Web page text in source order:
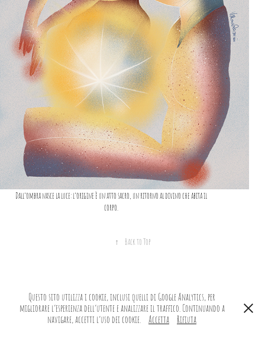
Dall’ombra nasce la luce: l’origine è un atto sacro, un ritorno al divino che abita il
corpo.
↑ Back to Top
Questo sito utilizza i cookie, inclusi quelli di Google Analytics, per
migliorare l’esperienza dell’utente e analizzare il traffico. Continuando a
navigare, accetti l’uso dei cookie.
Accetta Rifiuta